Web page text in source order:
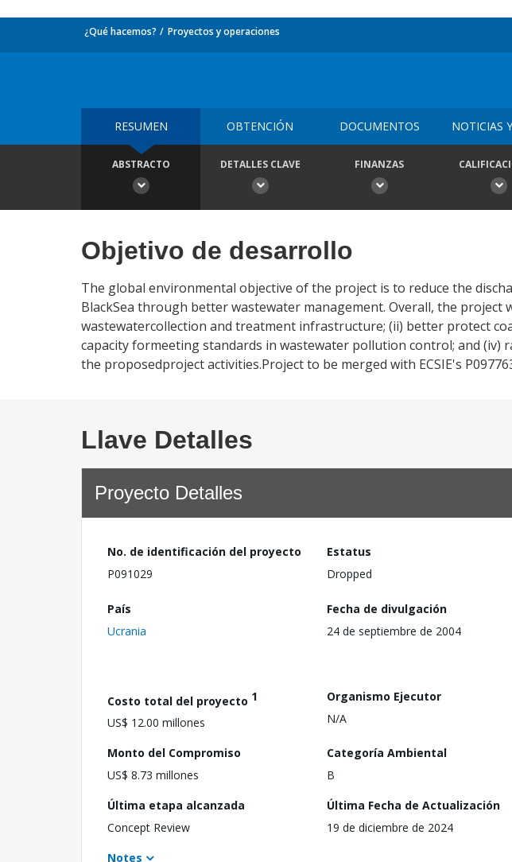
¿Qué hacemos? Proyectos y operaciones
RESUMEN OBTENCIÓN DOCUMENTOS NOTICIAS
ABSTRACTO DETALLES CLAVE FINANZAS
Objetivo de desarrollo
The global environmental objective of the project is to reduce the
BlackSea through better wastewater management. Overall, the
wastewatercollection and treatment infrastructure; (ii) better protect
capacity formeeting standards in wastewater pollution control; and (iv)
the proposedproject activities.Project to be merged with ECSIE's
Llave Detalles
Proyecto Detalles
No. de identificación del proyecto
P091029
Estatus
Dropped
País
Ucrania
Fecha de divulgación
24 de septiembre de 2004
Costo total del proyecto 1
US$ 12.00 millones
Organismo Ejecutor
N/A
Monto del Compromiso
US$ 8.73 millones
Categoría Ambiental
B
Última etapa alcanzada
Concept Review
Última Fecha de Actualización
19 de diciembre de 2024
Notes